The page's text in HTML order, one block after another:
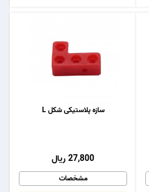
سازه پلاستیکی شکل L
27,800 ریال
مشخصات